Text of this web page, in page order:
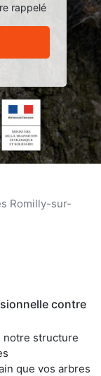
rappelé
Romilly-sur-
contre
notre structure
que vos arbres